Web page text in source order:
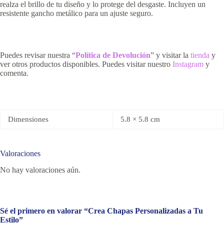
realza el brillo de tu diseño y lo protege del desgaste. Incluyen un
resistente gancho metálico para un ajuste seguro.
Puedes revisar nuestra “Política de Devolución” y visitar la tienda y
ver otros productos disponibles. Puedes visitar nuestro Instagram y
comenta.
Dimensiones 5.8 × 5.8 cm
Valoraciones
No hay valoraciones aún.
Sé el primero en valorar “Crea Chapas Personalizadas a Tu
Estilo”